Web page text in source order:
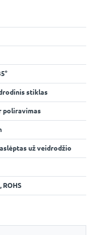
stiklas
poliravimas
už veidrodžio
ROHS